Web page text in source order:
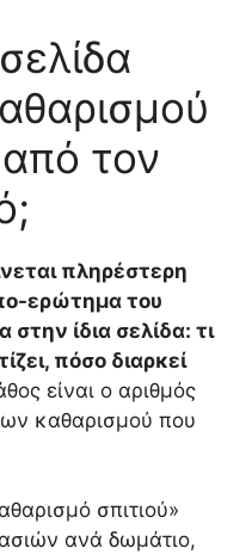
τον
πληρέστερη
ερώτημα του
ίδια σελίδα: τι
πόσο διαρκεί
είναι ο αριθμός
καθαρισμού που
σπιτιού»
ανά δωμάτιο,